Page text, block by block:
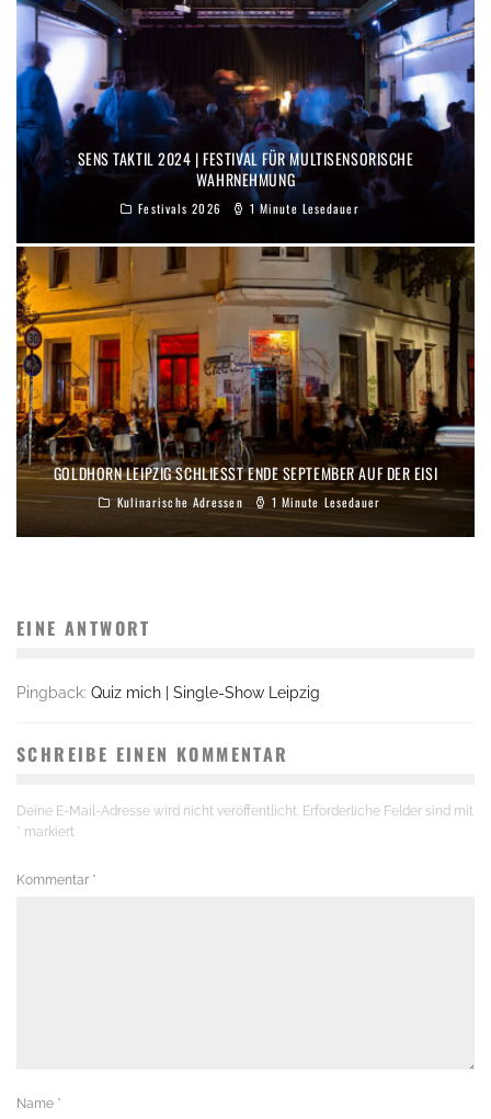
SENS TAKTIL 2024 | FESTIVAL FÜR MULTISENSORISCHE
WAHRNEHMUNG
Festivals 2026 1 Minute Lesedauer
GOLDHORN LEIPZIG SCHLIESST ENDE SEPTEMBER AUF DER EISI
Kulinarische Adressen 1 Minute Lesedauer
EINE ANTWORT
Pingback: Quiz mich | Single-Show Leipzig
SCHREIBE EINEN KOMMENTAR
Deine E-Mail-Adresse wird nicht veröffentlicht. Erforderliche Felder sind mit
* markiert
Kommentar *
Name *